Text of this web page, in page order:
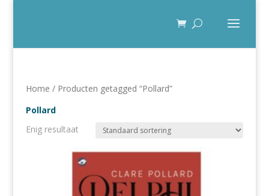
Home / Producten getagged “Pollard”
Pollard
Enig resultaat